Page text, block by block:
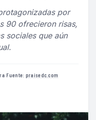
por
90 ofrecieron risas,
sociales que aún
·Fuente: praisedc.com